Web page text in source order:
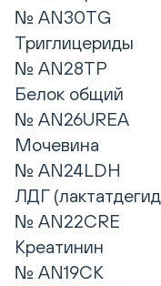
№ AN30TG
Триглицериды
№ AN28TP
Белок общий
№ AN26UREA
Мочевина
№ AN24LDH
ЛДГ
№ AN22CRE
Креатинин
№ AN19CK